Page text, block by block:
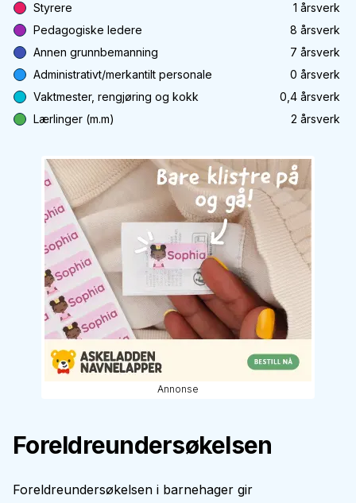
Styrere 1 årsverk
Pedagogiske ledere
8 årsverk
Annen grunnbemanning
7 årsverk
Administrativt/merkantilt personale
0 årsverk
Vaktmester, rengjøring og kokk
0,4 årsverk
Lærlinger (m.m)
2 årsverk
Annonse
Foreldreundersøkelsen
Foreldreundersøkelsen i barnehager gir